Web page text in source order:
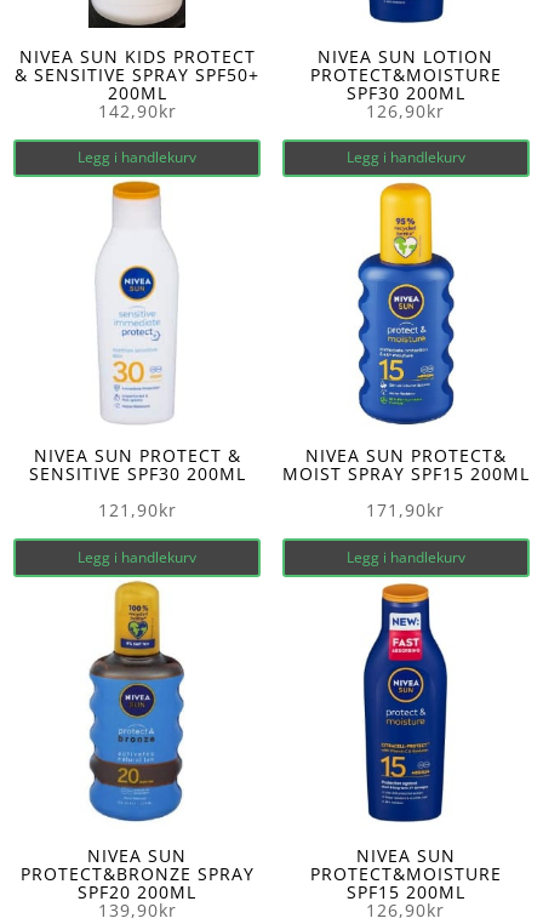
NIVEA SUN KIDS PROTECT
& SENSITIVE SPRAY SPF50+
200ML
142,90kr
Legg i handlekurv
NIVEA SUN LOTION
PROTECT&MOISTURE
SPF30 200ML
126,90kr
Legg i handlekurv
NIVEA SUN PROTECT &
SENSITIVE SPF30 200ML
121,90kr
Legg i handlekurv
NIVEA SUN PROTECT&
MOIST SPRAY SPF15 200ML
171,90kr
Legg i handlekurv
NIVEA SUN
PROTECT&BRONZE SPRAY
SPF20 200ML
139,90kr
NIVEA SUN
PROTECT&MOISTURE
SPF15 200ML
126,90kr